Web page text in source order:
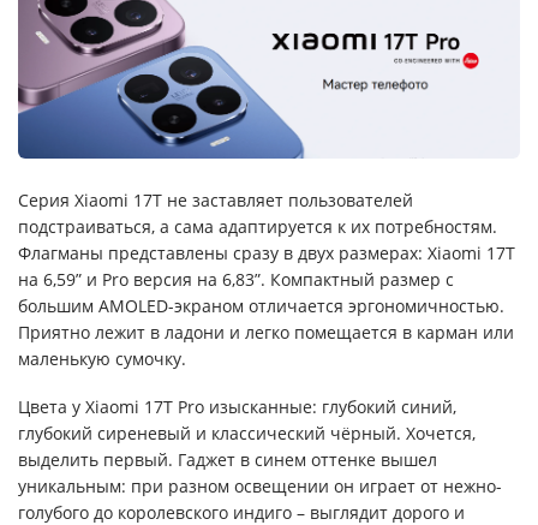
Серия Xiaomi 17T не заставляет пользователей
подстраиваться, а сама адаптируется к их потребностям.
Флагманы представлены сразу в двух размерах: Xiaomi 17T
на 6,59” и Pro версия на 6,83”. Компактный размер с
большим AMOLED-экраном отличается эргономичностью.
Приятно лежит в ладони и легко помещается в карман или
маленькую сумочку.
Цвета у Xiaomi 17T Pro изысканные: глубокий синий,
глубокий сиреневый и классический чёрный. Хочется,
выделить первый. Гаджет в синем оттенке вышел
уникальным: при разном освещении он играет от нежно-
голубого до королевского индиго – выглядит дорого и